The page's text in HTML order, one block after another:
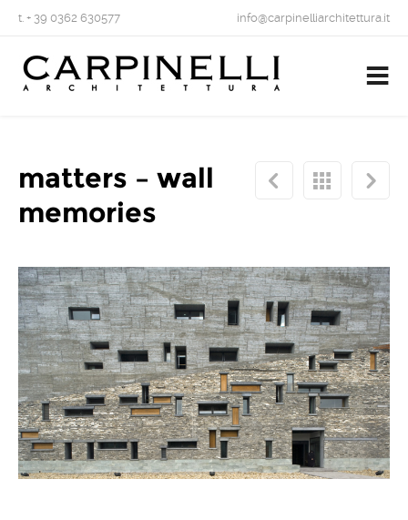
t. + 39 0362 630577 info@carpinelliarchitettura.it
matters – wall
memories